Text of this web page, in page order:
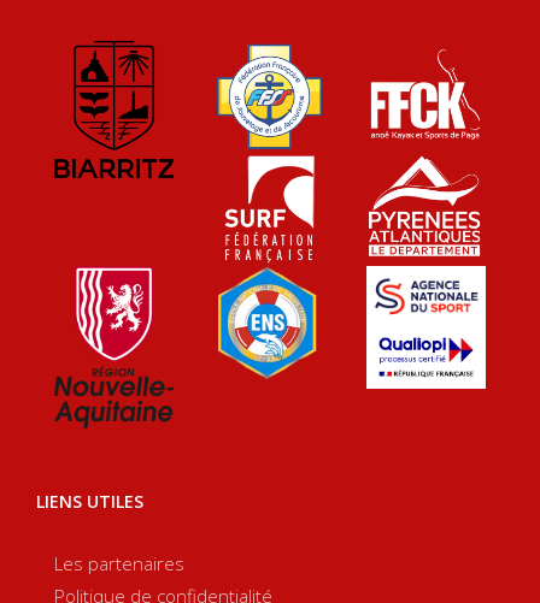
LIENS UTILES
Les partenaires
Politique de confidentialité